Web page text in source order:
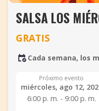
Glosario
Tienda
TuneTempo
Añadir evento
SALSA LOS
GRATIS
Cada semana, los
Próximo evento
miércoles, ago 12,
6:00 p. m. - 9:00 p. m.